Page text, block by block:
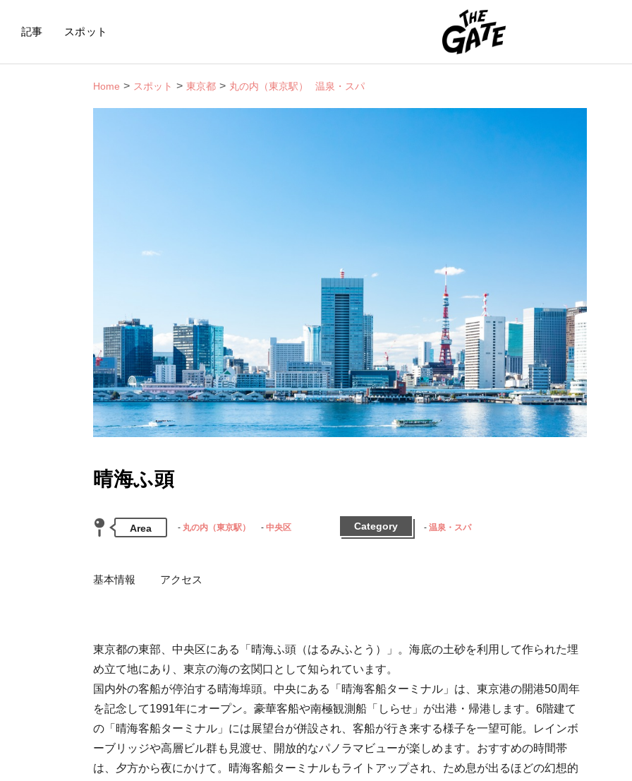
記事 スポット
Home スポット 東京都 丸の内（東京駅） 温泉・スパ
晴海ふ頭
Area 丸の内（東京駅） 中央区 Category 温泉・スパ
基本情報 アクセス
東京都の東部、中央区にある「晴海ふ頭（はるみふとう）」。海底の土砂を利用して作られた埋
め立て地にあり、東京の海の玄関口として知られています。
国内外の客船が停泊する晴海埠頭。中央にある「晴海客船ターミナル」は、東京港の開港50周年
を記念して1991年にオープン。豪華客船や南極観測船「しらせ」が出港・帰港します。6階建て
の「晴海客船ターミナル」には展望台が併設され、客船が行き来する様子を一望可能。レインボ
ーブリッジや高層ビル群も見渡せ、開放的なパノラマビューが楽しめます。おすすめの時間帯
は、夕方から夜にかけて。晴海客船ターミナルもライトアップされ、ため息が出るほどの幻想的